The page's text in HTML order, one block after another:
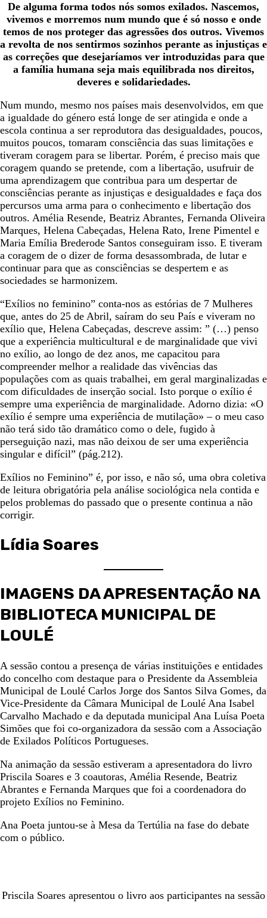
De alguma forma todos nós somos exilados. Nascemos,
vivemos e morremos num mundo que é só nosso e onde
temos de nos proteger das agressões dos outros. Vivemos
a revolta de nos sentirmos sozinhos perante as injustiças e
as correções que desejaríamos ver introduzidas para que
a família humana seja mais equilibrada nos direitos,
deveres e solidariedades.
Num mundo, mesmo nos países mais desenvolvidos, em que
a igualdade do género está longe de ser atingida e onde a
escola continua a ser reprodutora das desigualdades, poucos,
muitos poucos, tomaram consciência das suas limitações e
tiveram coragem para se libertar. Porém, é preciso mais que
coragem quando se pretende, com a libertação, usufruir de
uma aprendizagem que contribua para um despertar de
consciências perante as injustiças e desigualdades e faça dos
percursos uma arma para o conhecimento e libertação dos
outros. Amélia Resende, Beatriz Abrantes, Fernanda Oliveira
Marques, Helena Cabeçadas, Helena Rato, Irene Pimentel e
Maria Emília Brederode Santos conseguiram isso. E tiveram
a coragem de o dizer de forma desassombrada, de lutar e
continuar para que as consciências se despertem e as
sociedades se harmonizem.
“Exílios no feminino” conta-nos as estórias de 7 Mulheres
que, antes do 25 de Abril, saíram do seu País e viveram no
exílio que, Helena Cabeçadas, descreve assim: ” (…) penso
que a experiência multicultural e de marginalidade que vivi
no exílio, ao longo de dez anos, me capacitou para
compreender melhor a realidade das vivências das
populações com as quais trabalhei, em geral marginalizadas e
com dificuldades de inserção social. Isto porque o exílio é
sempre uma experiência de marginalidade. Adorno dizia: «O
exílio é sempre uma experiência de mutilação» – o meu caso
não terá sido tão dramático como o dele, fugido à
perseguição nazi, mas não deixou de ser uma experiência
singular e difícil” (pág.212).
Exílios no Feminino” é, por isso, e não só, uma obra coletiva
de leitura obrigatória pela análise sociológica nela contida e
pelos problemas do passado que o presente continua a não
corrigir.
Lídia Soares
IMAGENS DA APRESENTAÇÃO NA
BIBLIOTECA MUNICIPAL DE
LOULÉ
A sessão contou a presença de várias instituições e entidades
do concelho com destaque para o Presidente da Assembleia
Municipal de Loulé Carlos Jorge dos Santos Silva Gomes, da
Vice-Presidente da Câmara Municipal de Loulé Ana Isabel
Carvalho Machado e da deputada municipal Ana Luísa Poeta
Simões que foi co-organizadora da sessão com a Associação
de Exilados Políticos Portugueses.
Na animação da sessão estiveram a apresentadora do livro
Priscila Soares e 3 coautoras, Amélia Resende, Beatriz
Abrantes e Fernanda Marques que foi a coordenadora do
projeto Exílios no Feminino.
Ana Poeta juntou-se à Mesa da Tertúlia na fase do debate
com o público.
Priscila Soares apresentou o livro aos participantes na sessão